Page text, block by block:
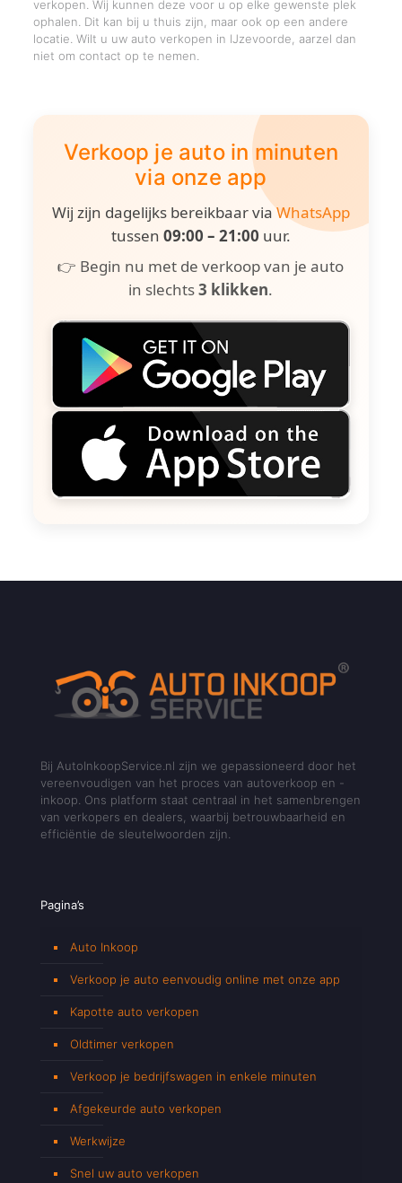
verkopen. Wij kunnen deze voor u op elke gewenste plek
ophalen. Dit kan bij u thuis zijn, maar ook op een andere
locatie. Wilt u uw auto verkopen in IJzevoorde, aarzel dan
niet om contact op te nemen.
Verkoop je auto in minuten
via onze app
Wij zijn dagelijks bereikbaar viaWhatsApp
tussen 09:00 – 21:00 uur.
👉 Begin nu met de verkoop van je auto
in slechts3 klikken.
Bij AutoInkoopService.nl zijn we gepassioneerd door het
vereenvoudigen van het proces van autoverkoop en -
inkoop. Ons platform staat centraal in het samenbrengen
van verkopers en dealers, waarbij betrouwbaarheid en
efficiëntie de sleutelwoorden zijn.
Pagina’s
Auto Inkoop
Verkoop je auto eenvoudig online met onze app
Kapotte auto verkopen
Oldtimer verkopen
Verkoop je bedrijfswagen in enkele minuten
Afgekeurde auto verkopen
Werkwijze
Snel uw auto verkopen